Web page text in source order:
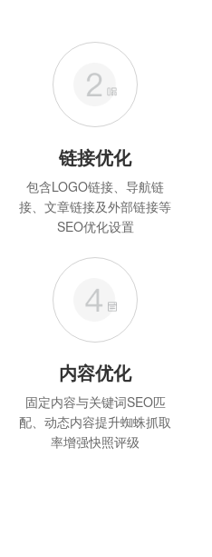
链接优化
包含LOGO链接、导航链
接、文章链接及外部链接等
SEO优化设置
内容优化
固定内容与关键词SEO匹
配、动态内容提升蜘蛛抓取
率增强快照评级